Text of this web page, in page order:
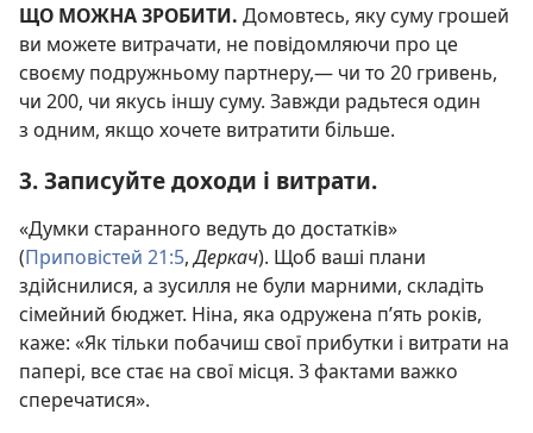
ЩО МОЖНА ЗРОБИТИ. Домовтесь, яку суму грошей
ви можете витрачати, не повідомляючи про це
своєму подружньому партнеру,— чи то 20 гривень,
чи 200, чи якусь іншу суму. Завжди радьтеся один
з одним, якщо хочете витратити більше.
3. Записуйте доходи і витрати.
«Думки старанного ведуть до достатків»
(Приповістей 21:5,Деркач). Щоб ваші плани
здійснилися, а зусилля не були марними, складіть
сімейний бюджет. Ніна, яка одружена п’ять років,
каже: «Як тільки побачиш свої прибутки і витрати на
папері, все стає на свої місця. З фактами важко
сперечатися».